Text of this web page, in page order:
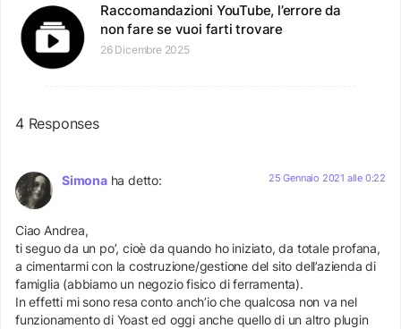
Raccomandazioni YouTube, l’errore da
non fare se vuoi farti trovare
26 Dicembre 2025
4 Responses
Simona ha detto: 25 Gennaio 2021 alle 0:22
Ciao Andrea,
ti seguo da un po’, cioè da quando ho iniziato, da totale profana,
a cimentarmi con la costruzione/gestione del sito dell’azienda di
famiglia (abbiamo un negozio fisico di ferramenta).
In effetti mi sono resa conto anch’io che qualcosa non va nel
funzionamento di Yoast ed oggi anche quello di un altro plugin